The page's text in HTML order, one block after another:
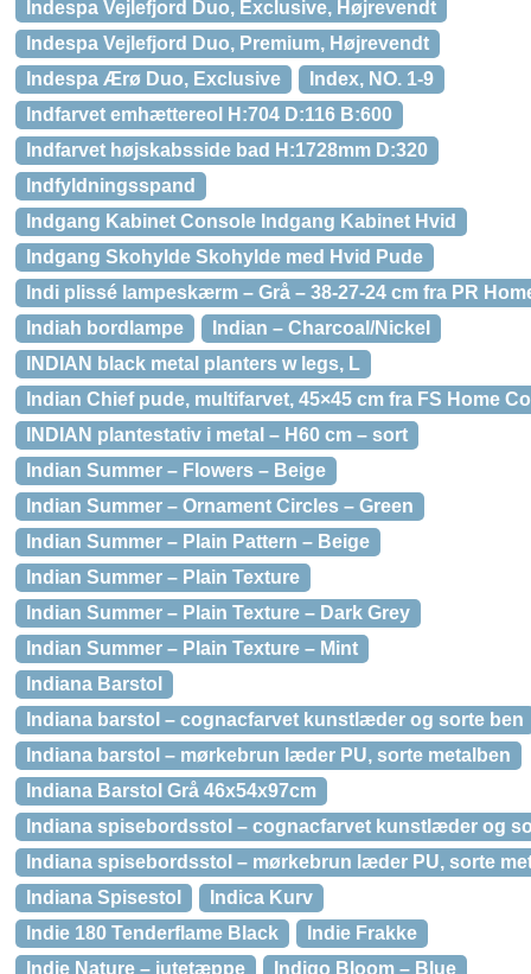
Indespa Vejlefjord Duo, Exclusive, Højrevendt
Indespa Vejlefjord Duo, Premium, Højrevendt
Indespa Ærø Duo, Exclusive
Index, NO. 1-9
Indfarvet emhættereol H:704 D:116 B:600
Indfarvet højskabsside bad H:1728mm D:320
Indfyldningsspand
Indgang Kabinet Console Indgang Kabinet Hvid
Indgang Skohylde Skohylde med Hvid Pude
Indi plissé lampeskærm – Grå – 38-27-24 cm fra PR
Indiah bordlampe
Indian – Charcoal/Nickel
INDIAN black metal planters w legs, L
Indian Chief pude, multifarvet, 45×45 cm fra FS Home
INDIAN plantestativ i metal – H60 cm – sort
Indian Summer – Flowers – Beige
Indian Summer – Ornament Circles – Green
Indian Summer – Plain Pattern – Beige
Indian Summer – Plain Texture
Indian Summer – Plain Texture – Dark Grey
Indian Summer – Plain Texture – Mint
Indiana Barstol
Indiana barstol – cognacfarvet kunstlæder og sorte ben
Indiana barstol – mørkebrun læder PU, sorte metalben
Indiana Barstol Grå 46x54x97cm
Indiana spisebordsstol – cognacfarvet kunstlæder og
Indiana spisebordsstol – mørkebrun læder PU, sorte
Indiana Spisestol
Indica Kurv
Indie 180 Tenderflame Black
Indie Frakke
Indie Nature – jutetæppe
Indigo Bloom – Blue